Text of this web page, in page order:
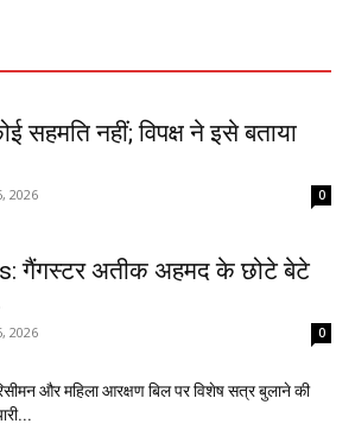
सहमति नहीं; विपक्ष ने इसे बताया
2026 0
गैंगस्टर अतीक अहमद के छोटे बेटे
2026 0
और महिला आरक्षण बिल पर विशेष सत्र बुलाने की